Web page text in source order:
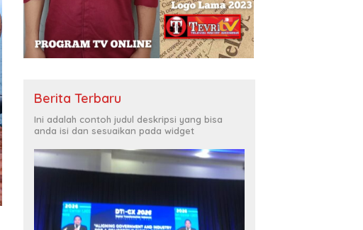
Berita Terbaru
Ini adalah contoh judul deskripsi yang bisa
anda isi dan sesuaikan pada widget